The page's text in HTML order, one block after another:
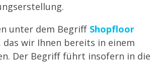
unter dem Begriff Shopfloor
das wir Ihnen bereits in einem
Der Begriff führt insofern in die